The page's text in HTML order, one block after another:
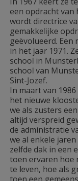
een opdracht van
wordt directrice
gemakkelijke
geëvolueerd.
in het jaar 1971.
school in
school van
Sint-Jozef.
In maart van
het nieuwe
we als zusters
altijd verspreid
de administratie
we al enkele
zelfde dak in een
toen ervaren hoe
te leven, hoe als